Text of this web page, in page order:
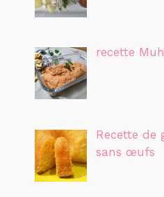
recette
Recette de
sans œufs